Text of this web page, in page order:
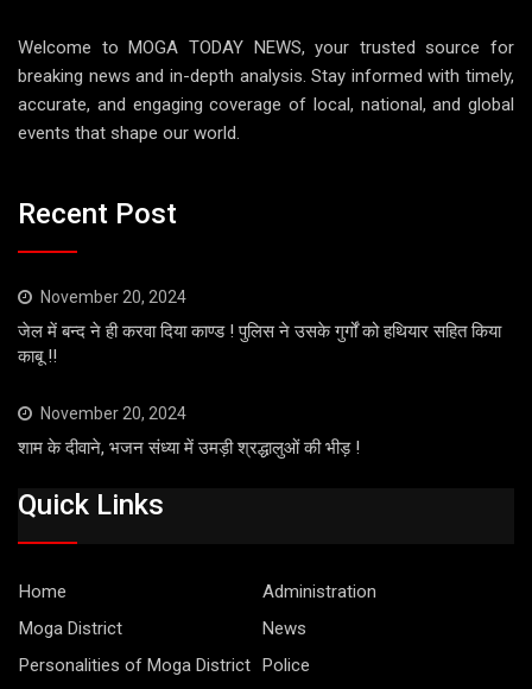
Welcome to MOGA TODAY NEWS, your trusted source for
breaking news and in-depth analysis. Stay informed with timely,
accurate, and engaging coverage of local, national, and global
events that shape our world.
Recent Post
November 20, 2024
जेल में बन्द ने ही करवा दिया काण्ड ! पुलिस ने उसके गुर्गों को हथियार सहित किया
काबू !!
November 20, 2024
शाम के दीवाने, भजन संध्या में उमड़ी श्रद्धालुओं की भीड़ !
Quick Links
Home
Administration
Moga District
News
Personalities of Moga District Police